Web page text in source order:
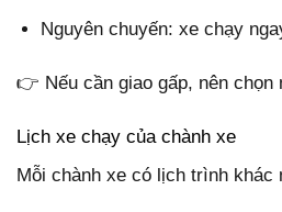
Nguyên chuyến: xe chạy
👉 Nếu cần giao gấp, nên chọn
Lịch xe chạy của chành xe
Mỗi chành xe có lịch trình khác